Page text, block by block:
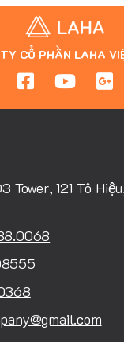
TY CỔ PHẦN LAHA
Tower, 121 Tô